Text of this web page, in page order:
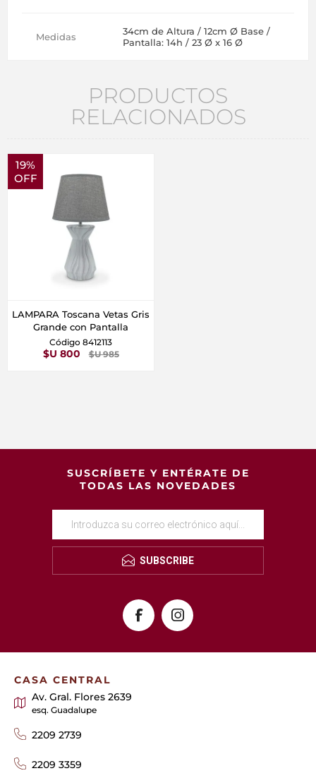
Medidas
34cm de Altura / 12cm Ø Base /
Pantalla: 14h / 23 Ø x 16 Ø
PRODUCTOS
RELACIONADOS
19%
OFF
LAMPARA Toscana Vetas Gris
Grande con Pantalla
Código 8412113
$U 800 $U 985
SUSCRÍBETE Y ENTÉRATE DE
TODAS LAS NOVEDADES
SUBSCRIBE
CASA CENTRAL
Av. Gral. Flores 2639
esq. Guadalupe
2209 2739
2209 3359